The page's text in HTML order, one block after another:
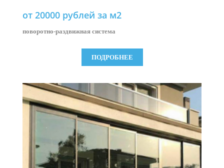
от 20000 рублей за м2
поворотно-раздвижная система
ПОДРОБНЕЕ